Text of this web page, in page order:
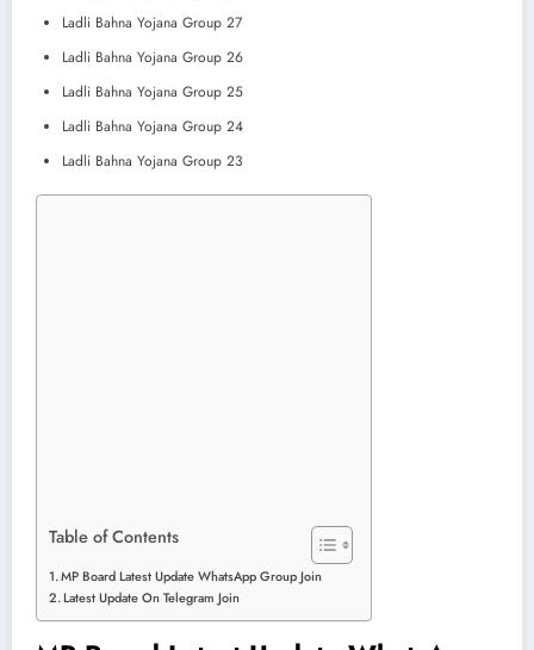
Ladli Bahna Yojana Group 27
Ladli Bahna Yojana Group 26
Ladli Bahna Yojana Group 25
Ladli Bahna Yojana Group 24
Ladli Bahna Yojana Group 23
Table of Contents
MP Board Latest Update WhatsApp Group Join
Latest Update On Telegram Join